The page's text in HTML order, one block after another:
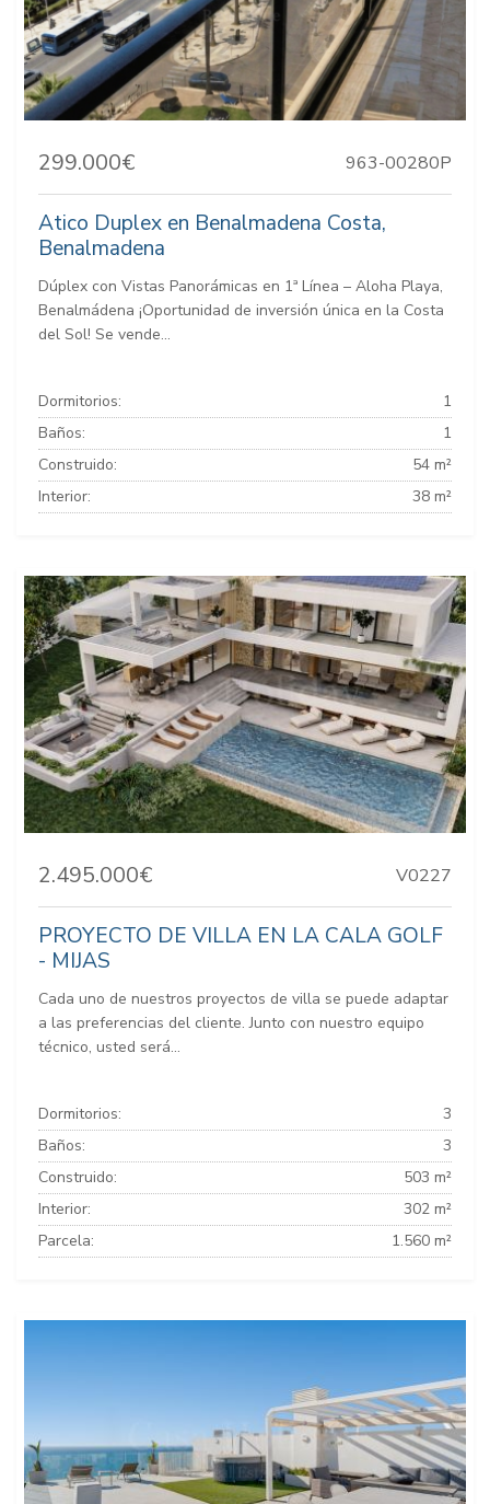
299.000€ 963-00280P
Atico Duplex en Benalmadena Costa,
Benalmadena
Dúplex con Vistas Panorámicas en 1ª Línea – Aloha Playa,
Benalmádena ¡Oportunidad de inversión única en la Costa
del Sol! Se vende...
Dormitorios:
1
Baños:
1
Construido:
54 m²
Interior:
38 m²
2.495.000€ V0227
PROYECTO DE VILLA EN LA CALA GOLF
- MIJAS
Cada uno de nuestros proyectos de villa se puede adaptar
a las preferencias del cliente. Junto con nuestro equipo
técnico, usted será...
Dormitorios:
3
Baños:
3
Construido:
503 m²
Interior:
302 m²
Parcela:
1.560 m²